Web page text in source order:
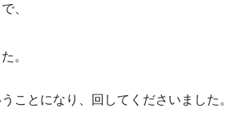
、
。
ことになり、回してくださいました。